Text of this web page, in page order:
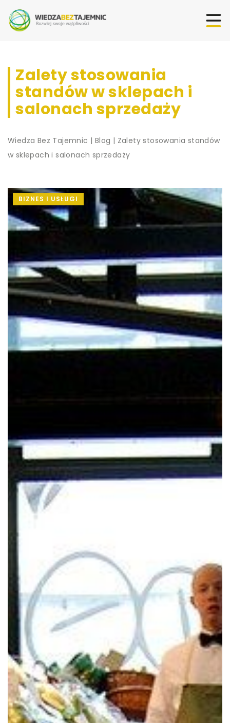
Zalety stosowania
standów w sklepach i
salonach sprzedaży
Wiedza Bez Tajemnic | Blog | Zalety stosowania standów
w sklepach i salonach sprzedaży
BIZNES I USŁUGI